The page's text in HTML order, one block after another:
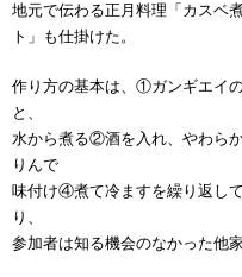
地元で伝わる正月料理「カスベ
ト」も仕掛けた。
作り方の基本は、①ガンギエイ
と、
水から煮る②酒を入れ、やわら
りんで
味付け④煮て冷ますを繰り返し
り、
参加者は知る機会のなかった他